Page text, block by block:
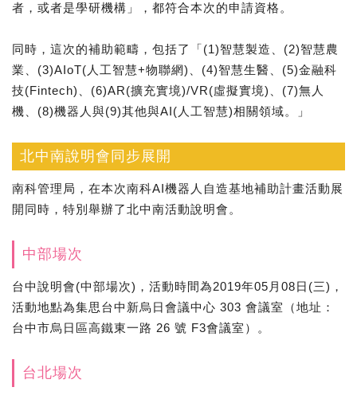
者，或者是學研機構」，都符合本次的申請資格。
同時，這次的補助範疇，包括了「(1)智慧製造、(2)智慧農
業、(3)AIoT(人工智慧+物聯網)、(4)智慧生醫、(5)金融科
技(Fintech)、(6)AR(擴充實境)/VR(虛擬實境)、(7)無人
機、(8)機器人與(9)其他與AI(人工智慧)相關領域。」
北中南說明會同步展開
南科管理局，在本次南科AI機器人自造基地補助計畫活動展
開同時，特別舉辦了北中南活動說明會。
中部場次
台中說明會(中部場次)，活動時間為2019年05月08日(三)，
活動地點為集思台中新烏日會議中心 303 會議室（地址：
台中市烏日區高鐵東一路 26 號 F3會議室）。
台北場次